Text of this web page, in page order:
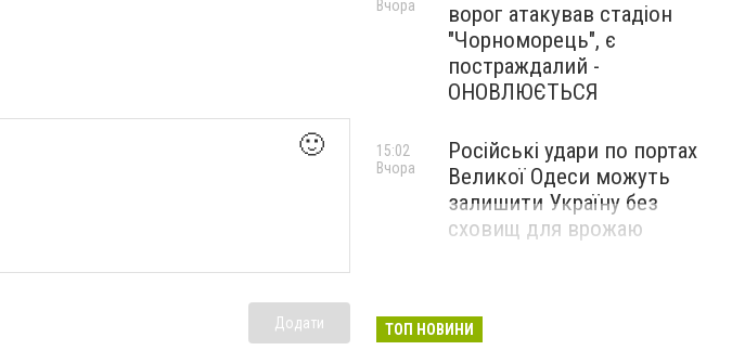
🙂
Додати
ворог атакував стадіон
"Чорноморець", є
постраждалий -
ОНОВЛЮЄТЬСЯ
Вчора
Російські удари по портах
Великої Одеси можуть
залишити Україну без
сховищ для врожаю
15:02
Вчора
ТОП НОВИНИ